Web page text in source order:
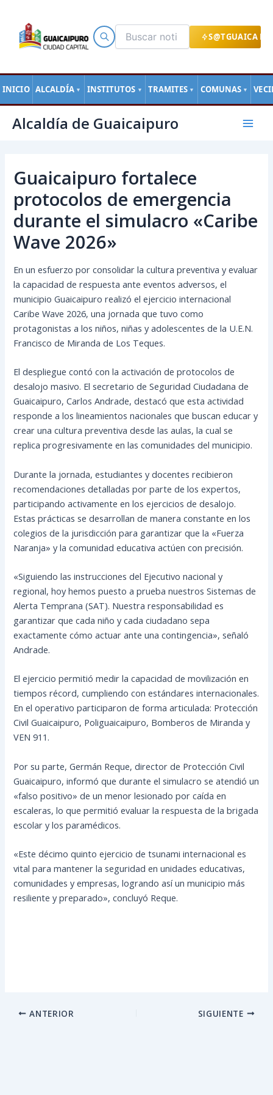
S@TGUAICA
INICIO ALCALDÍA ▼ INSTITUTOS ▼ TRAMITES ▼ COMUNAS ▼
contenido
Alcaldía de Guaicaipuro
Main
Guaicaipuro fortalece
protocolos de emergencia
durante el simulacro «Caribe
Wave 2026»
En un esfuerzo por consolidar la cultura preventiva y evaluar
la capacidad de respuesta ante eventos adversos, el
municipio Guaicaipuro realizó el ejercicio internacional
Caribe Wave 2026, una jornada que tuvo como
protagonistas a los niños, niñas y adolescentes de la U.E.N.
Francisco de Miranda de Los Teques.
El despliegue contó con la activación de protocolos de
desalojo masivo. El secretario de Seguridad Ciudadana de
Guaicaipuro, Carlos Andrade, destacó que esta actividad
responde a los lineamientos nacionales que buscan educar y
crear una cultura preventiva desde las aulas, la cual se
replica progresivamente en las comunidades del municipio.
Durante la jornada, estudiantes y docentes recibieron
recomendaciones detalladas por parte de los expertos,
participando activamente en los ejercicios de desalojo.
Estas prácticas se desarrollan de manera constante en los
colegios de la jurisdicción para garantizar que la «Fuerza
Naranja» y la comunidad educativa actúen con precisión.
«Siguiendo las instrucciones del Ejecutivo nacional y
regional, hoy hemos puesto a prueba nuestros Sistemas de
Alerta Temprana (SAT). Nuestra responsabilidad es
garantizar que cada niño y cada ciudadano sepa
exactamente cómo actuar ante una contingencia», señaló
Andrade.
El ejercicio permitió medir la capacidad de movilización en
tiempos récord, cumpliendo con estándares internacionales.
En el operativo participaron de forma articulada: Protección
Civil Guaicaipuro, Poliguaicaipuro, Bomberos de Miranda y
VEN 911.
Por su parte, Germán Reque, director de Protección Civil
Guaicaipuro, informó que durante el simulacro se atendió un
«falso positivo» de un menor lesionado por caída en
escaleras, lo que permitió evaluar la respuesta de la brigada
escolar y los paramédicos.
«Este décimo quinto ejercicio de tsunami internacional es
vital para mantener la seguridad en unidades educativas,
comunidades y empresas, logrando así un municipio más
resiliente y preparado», concluyó Reque.
de
ANTERIOR SIGUIENTE